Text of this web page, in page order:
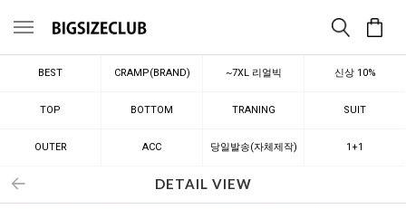
메뉴
BEST CRAMP(BRAND) ~7XL 리얼빅 신상 10%
TOP BOTTOM TRANING SUIT
OUTER ACC 당일발송(자체제작) 1+1
DETAIL VIEW